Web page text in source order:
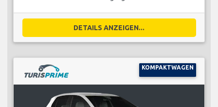
DETAILS ANZEIGEN...
KOMPAKTWAGEN